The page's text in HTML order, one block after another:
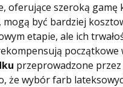
oferujące szeroką gamę
mogą być bardziej
etapie, ale ich
początkowe
przeprowadzone
że wybór farb